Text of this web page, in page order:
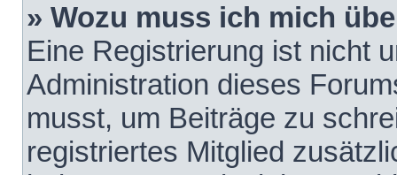
» Wozu muss ich mich
Eine Registrierung ist nicht
Administration dieses
musst, um Beiträge zu
registriertes Mitglied